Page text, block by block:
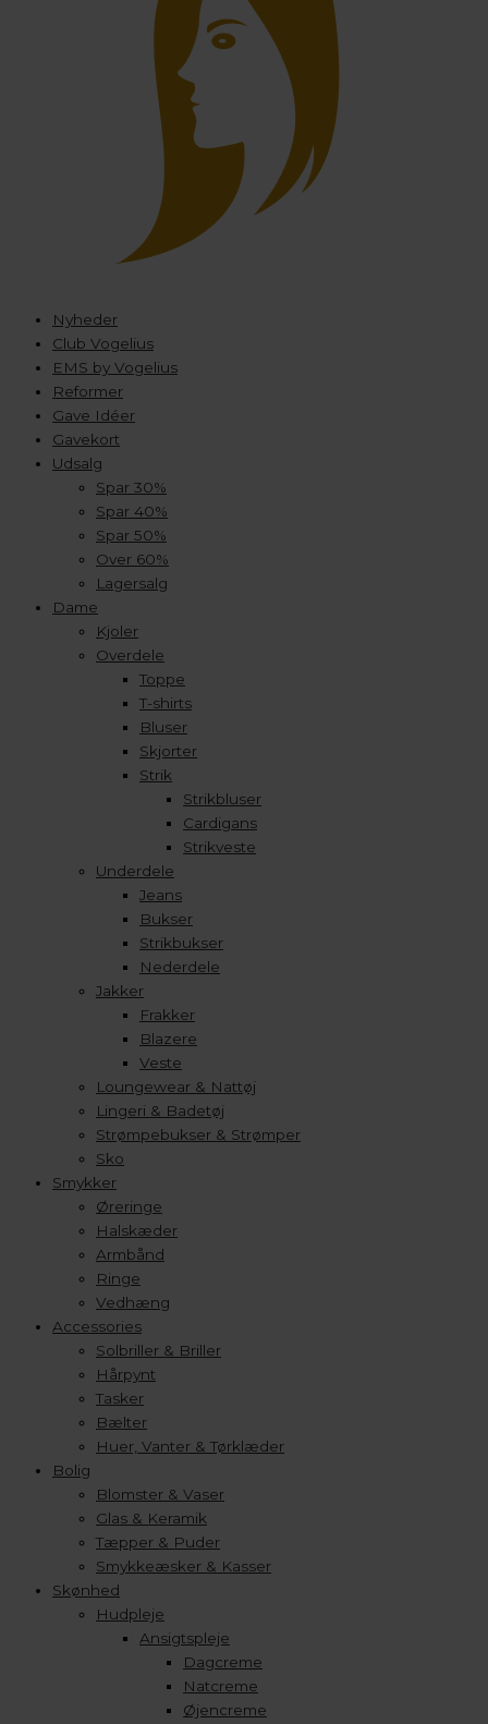
Nyheder
Club Vogelius
EMS by Vogelius
Reformer
Gave Idéer
Gavekort
Udsalg
Spar 30%
Spar 40%
Spar 50%
Over 60%
Lagersalg
Dame
Kjoler
Overdele
Toppe
T-shirts
Bluser
Skjorter
Strik
Strikbluser
Cardigans
Strikveste
Underdele
Jeans
Bukser
Strikbukser
Nederdele
Jakker
Frakker
Blazere
Veste
Loungewear & Nattøj
Lingeri & Badetøj
Strømpebukser & Strømper
Sko
Smykker
Øreringe
Halskæder
Armbånd
Ringe
Vedhæng
Accessories
Solbriller & Briller
Hårpynt
Tasker
Bælter
Huer, Vanter & Tørklæder
Bolig
Blomster & Vaser
Glas & Keramik
Tæpper & Puder
Smykkeæsker & Kasser
Skønhed
Hudpleje
Ansigtspleje
Dagcreme
Natcreme
Øjencreme